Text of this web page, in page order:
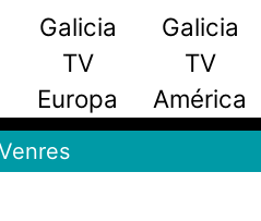
Galicia
TV
Europa
Galicia
TV
América